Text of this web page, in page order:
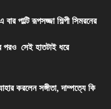
পাল্টি রূপসজ্জা শিল্পী সিমরনের
পরও সেই হাতটাই ধরে
করলেন সঙ্গীতা, দাম্পত্যে কি